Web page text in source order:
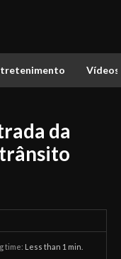
Vídeos
da
time: Less than 1 min.